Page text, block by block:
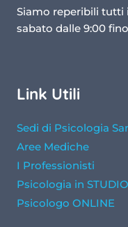
Siamo reperibili tutti
sabato dalle 9:00
Link Utili
Sedi di Psicologia
Aree Mediche
I Professionisti
Psicologia in STUDIO
Psicologo ONLINE